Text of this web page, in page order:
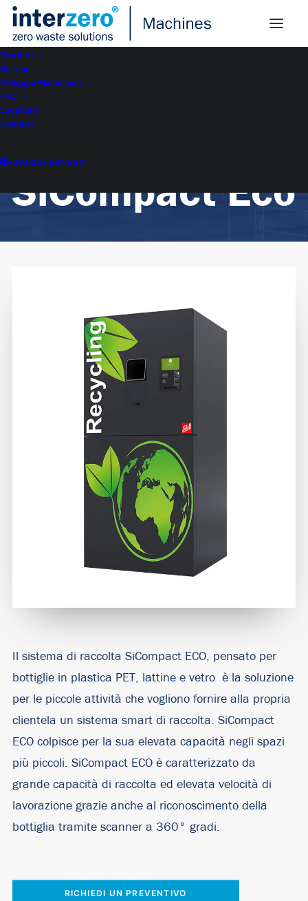
Prodotti
Service
Noleggio Macchinari
FAQ
Locations
Contatti
+39 0234 594 653
Home
Sielaff
SiCompact Eco
Il sistema di raccolta SiCompact ECO, pensato per
bottiglie in plastica PET, lattine e vetro è la soluzione
per le piccole attività che vogliono fornire alla propria
clientela un sistema smart di raccolta. SiCompact
ECO colpisce per la sua elevata capacità negli spazi
più piccoli. SiCompact ECO è caratterizzato da
grande capacità di raccolta ed elevata velocità di
lavorazione grazie anche al riconoscimento della
bottiglia tramite scanner a 360 ° gradi.
RICHIEDI UN PREVENTIVO